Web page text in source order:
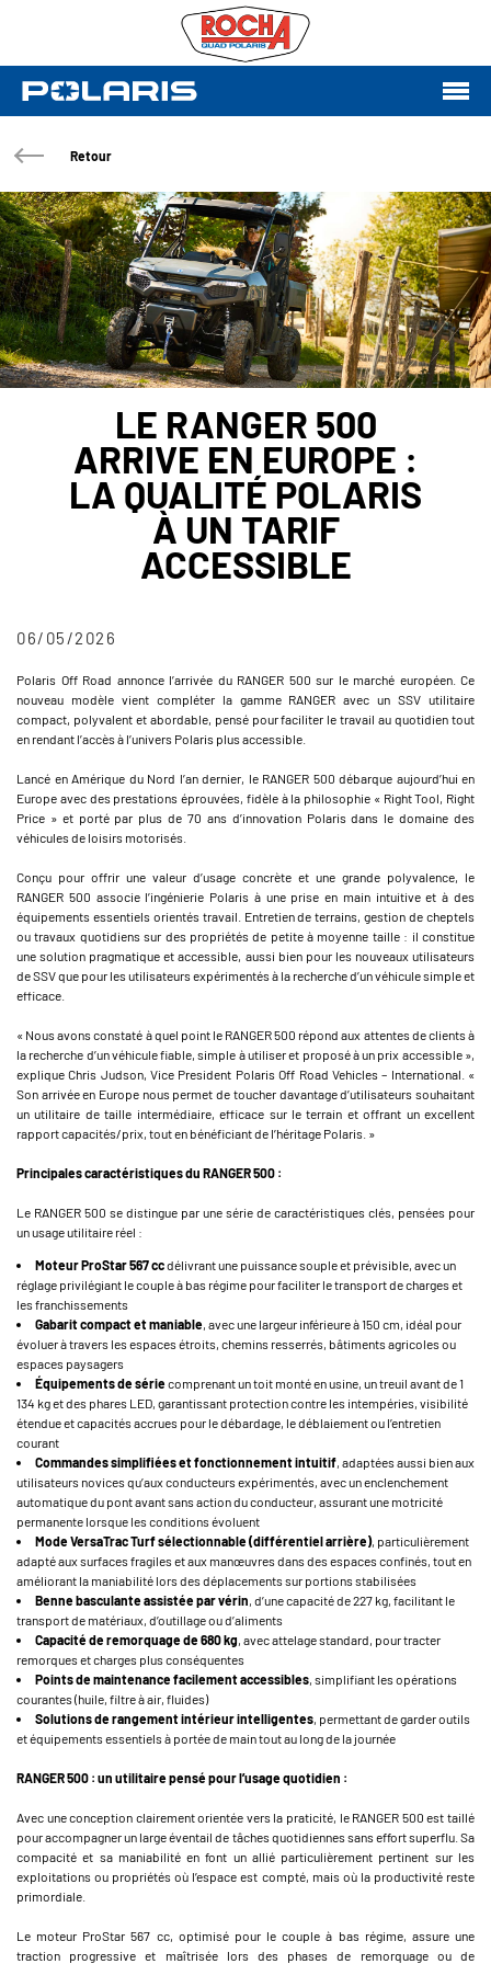
Retour
LE RANGER 500
ARRIVE EN EUROPE :
LA QUALITÉ POLARIS
À UN TARIF
ACCESSIBLE
06/05/2026
Polaris Off Road annonce l’arrivée du RANGER 500 sur le marché européen. Ce
nouveau modèle vient compléter la gamme RANGER avec un SSV utilitaire
compact, polyvalent et abordable, pensé pour faciliter le travail au quotidien tout
en rendant l’accès à l’univers Polaris plus accessible.
Lancé en Amérique du Nord l’an dernier, le RANGER 500 débarque aujourd’hui en
Europe avec des prestations éprouvées, fidèle à la philosophie « Right Tool, Right
Price » et porté par plus de 70 ans d’innovation Polaris dans le domaine des
véhicules de loisirs motorisés.
Conçu pour offrir une valeur d’usage concrète et une grande polyvalence, le
RANGER 500 associe l’ingénierie Polaris à une prise en main intuitive et à des
équipements essentiels orientés travail. Entretien de terrains, gestion de cheptels
ou travaux quotidiens sur des propriétés de petite à moyenne taille : il constitue
une solution pragmatique et accessible, aussi bien pour les nouveaux utilisateurs
de SSV que pour les utilisateurs expérimentés à la recherche d’un véhicule simple et
efficace.
« Nous avons constaté à quel point le RANGER 500 répond aux attentes de clients à
la recherche d’un véhicule fiable, simple à utiliser et proposé à un prix accessible »,
explique Chris Judson, Vice President Polaris Off Road Vehicles – International. «
Son arrivée en Europe nous permet de toucher davantage d’utilisateurs souhaitant
un utilitaire de taille intermédiaire, efficace sur le terrain et offrant un excellent
rapport capacités/prix, tout en bénéficiant de l’héritage Polaris. »
Principales caractéristiques du RANGER 500 :
Le RANGER 500 se distingue par une série de caractéristiques clés, pensées pour
un usage utilitaire réel :
Moteur ProStar 567 ccdélivrant une puissance souple et prévisible, avec un
réglage privilégiant le couple à bas régime pour faciliter le transport de charges et
les franchissements
Gabarit compact et maniable, avec une largeur inférieure à 150 cm, idéal pour
évoluer à travers les espaces étroits, chemins resserrés, bâtiments agricoles ou
espaces paysagers
Équipements de sériecomprenant un toit monté en usine, un treuil avant de 1
134 kg et des phares LED, garantissant protection contre les intempéries, visibilité
étendue et capacités accrues pour le débardage, le déblaiement ou l’entretien
courant
Commandes simplifiées et fonctionnement intuitif, adaptées aussi bien aux
utilisateurs novices qu’aux conducteurs expérimentés, avec un enclenchement
automatique du pont avant sans action du conducteur, assurant une motricité
permanente lorsque les conditions évoluent
Mode VersaTrac Turf sélectionnable (différentiel arrière), particulièrement
adapté aux surfaces fragiles et aux manœuvres dans des espaces confinés, tout en
améliorant la maniabilité lors des déplacements sur portions stabilisées
Benne basculante assistée par vérin, d’une capacité de 227 kg, facilitant le
transport de matériaux, d’outillage ou d’aliments
Capacité de remorquage de 680 kg, avec attelage standard, pour tracter
remorques et charges plus conséquentes
Points de maintenance facilement accessibles, simplifiant les opérations
courantes (huile, filtre à air, fluides)
Solutions de rangement intérieur intelligentes, permettant de garder outils
et équipements essentiels à portée de main tout au long de la journée
RANGER 500 : un utilitaire pensé pour l’usage quotidien :
Avec une conception clairement orientée vers la praticité, le RANGER 500 est taillé
pour accompagner un large éventail de tâches quotidiennes sans effort superflu. Sa
compacité et sa maniabilité en font un allié particulièrement pertinent sur les
exploitations ou propriétés où l’espace est compté, mais où la productivité reste
primordiale.
Le moteur ProStar 567 cc, optimisé pour le couple à bas régime, assure une
traction progressive et maîtrisée lors des phases de remorquage ou de